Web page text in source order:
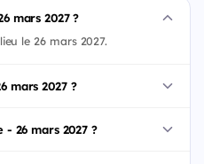
mars 2027 ?
le 26 mars 2027.
mars 2027 ?
26 mars 2027 ?